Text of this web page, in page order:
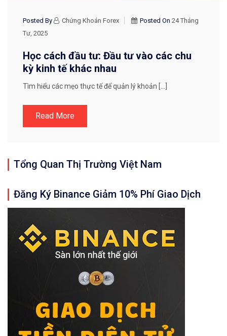
Posted By Chứng Khoán Forex Posted On 24 Tháng
Tư, 2025
Học cách đầu tư: Đầu tư vào các chu
kỳ kinh tế khác nhau
Tìm hiểu các mẹo thực tế để quản lý khoản […]
Read More
Tổng Quan Thị Trường Việt Nam
Đăng Ký Binance Giảm 10% Phí Giao Dịch